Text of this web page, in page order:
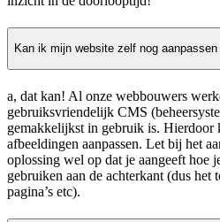
Kan ik mijn website zelf nog
a, dat kan! Al onze webbouwers
gebruiksvriendelijk CMS
gemakkelijkst in gebruik is. Hierdoor
afbeeldingen aanpassen. Let bij het
oplossing wel op dat je aangeeft hoe
gebruiken aan de achterkant (dus het
pagina’s etc).